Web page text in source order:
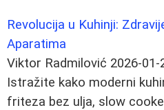
Revolucija u Kuhinji:
Aparatima
Viktor Radmilović 2026-01-
Istražite kako moderni
friteza bez ulja, slow